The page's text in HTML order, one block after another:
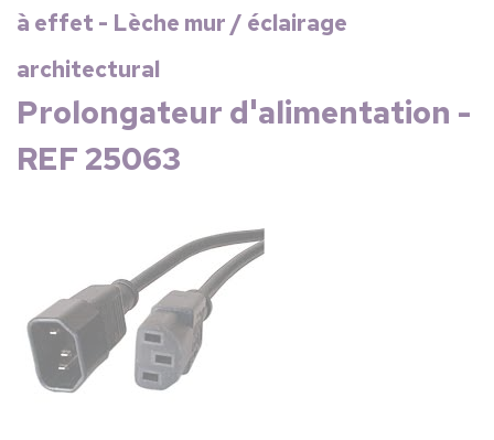
à effet - Lèche mur / éclairage
architectural
Prolongateur d'alimentation -
REF 25063